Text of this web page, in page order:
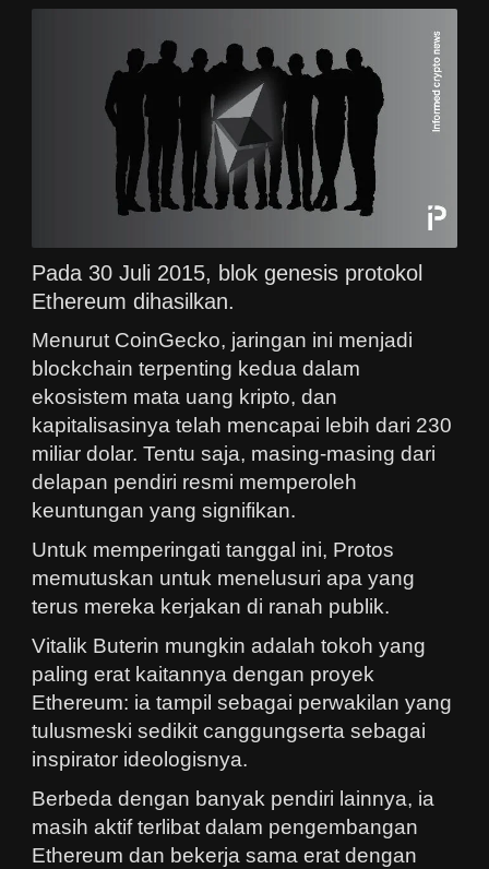
Pada 30 Juli 2015, blok genesis protokol
Ethereum dihasilkan.
Menurut CoinGecko, jaringan ini menjadi
blockchain terpenting kedua dalam
ekosistem mata uang kripto, dan
kapitalisasinya telah mencapai lebih dari 230
miliar dolar. Tentu saja, masing-masing dari
delapan pendiri resmi memperoleh
keuntungan yang signifikan.
Untuk memperingati tanggal ini, Protos
memutuskan untuk menelusuri apa yang
terus mereka kerjakan di ranah publik.
Vitalik Buterin mungkin adalah tokoh yang
paling erat kaitannya dengan proyek
Ethereum: ia tampil sebagai perwakilan yang
tulusmeski sedikit canggungserta sebagai
inspirator ideologisnya.
Berbeda dengan banyak pendiri lainnya, ia
masih aktif terlibat dalam pengembangan
Ethereum dan bekerja sama erat dengan